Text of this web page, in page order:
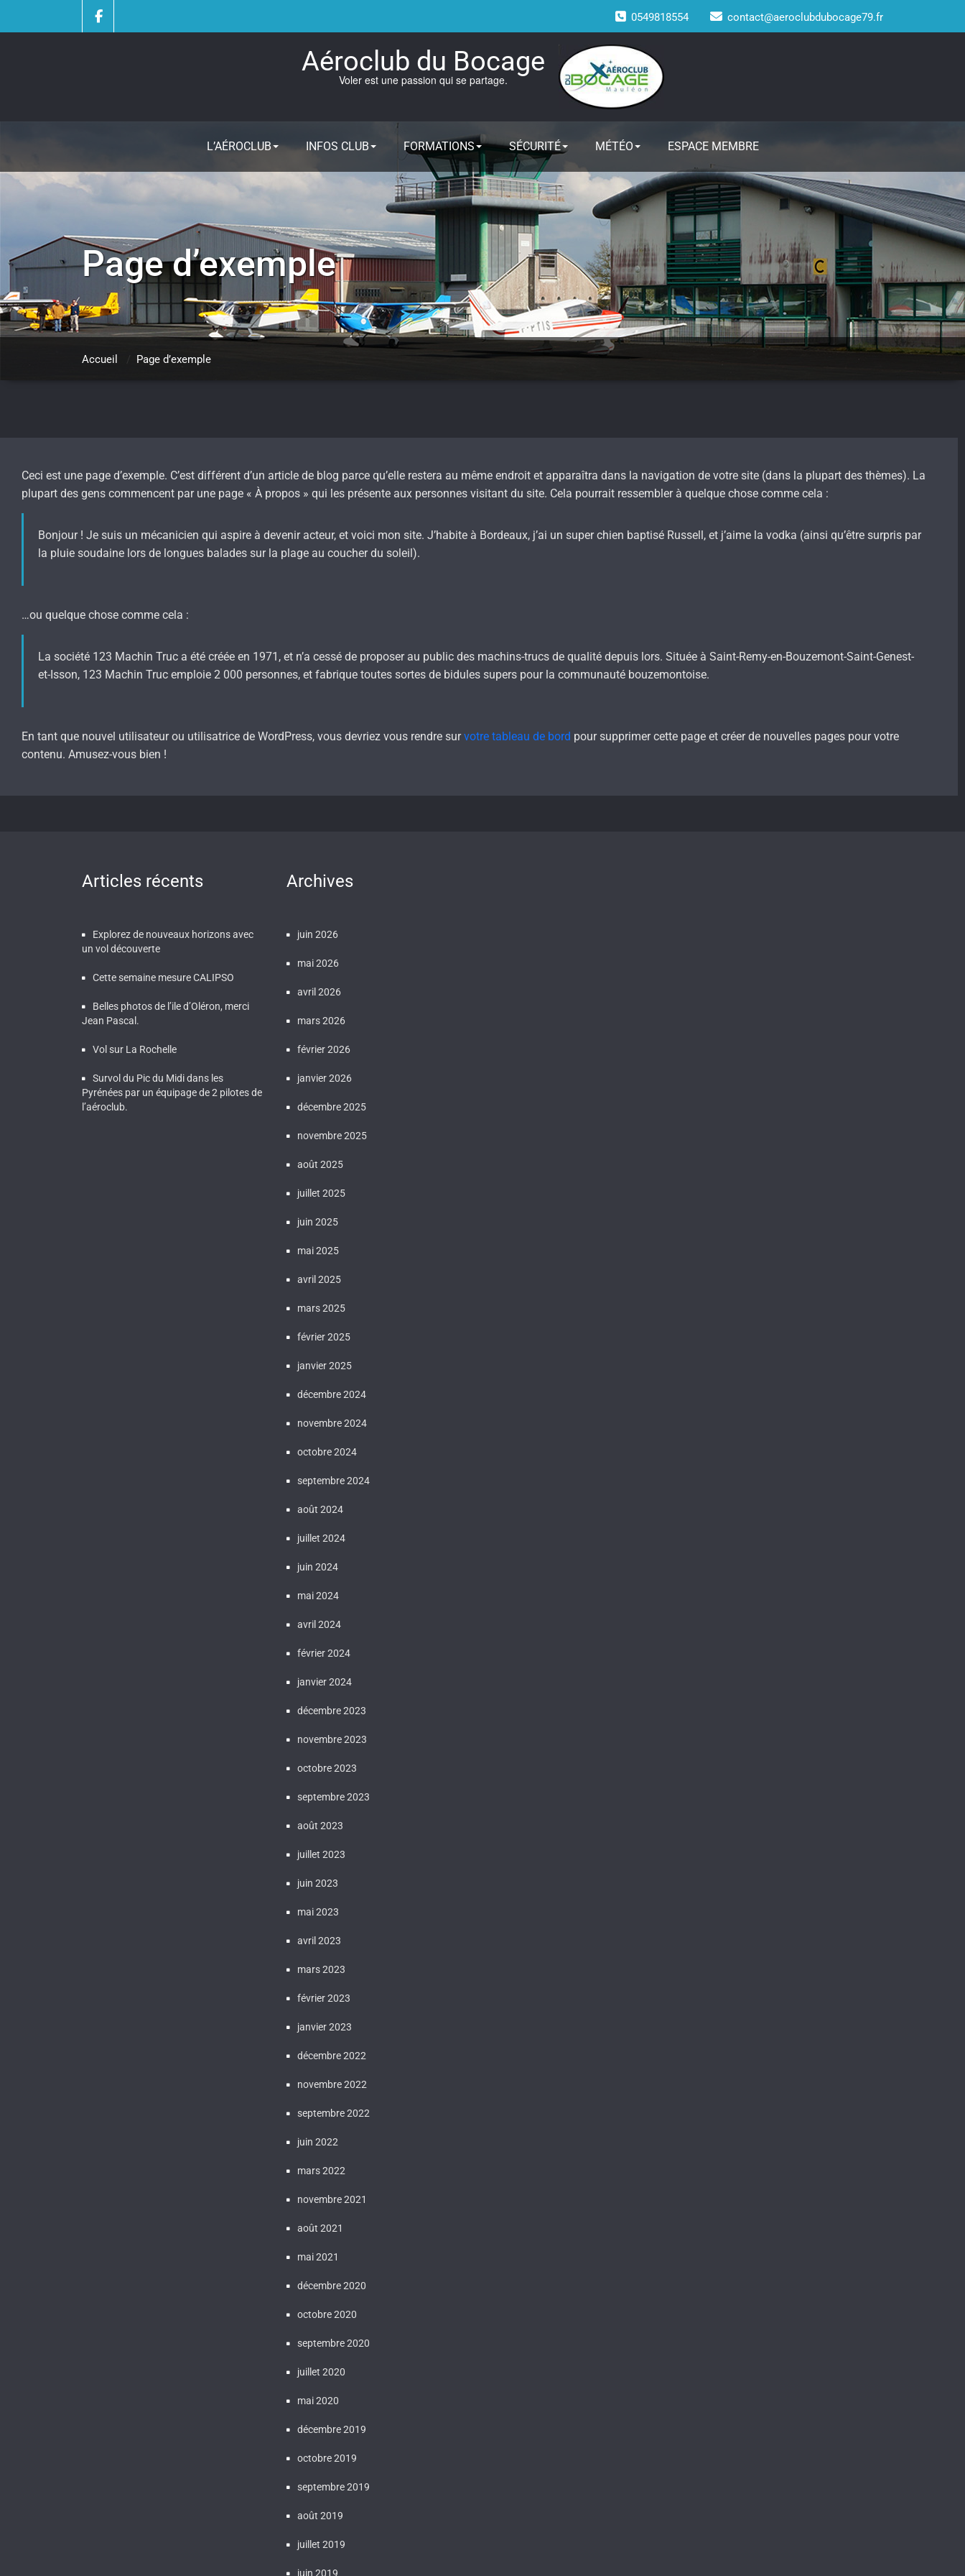
content
0549818554 contact@aeroclubdubocage79.fr
Aéroclub du Bocage
Voler est une passion qui se partage.
L’AÉROCLUB INFOS CLUB FORMATIONS SÉCURITÉ MÉTÉO ESPACE MEMBRE
Page d’exemple
Accueil Page d’exemple
Ceci est une page d’exemple. C’est différent d’un article de blog parce qu’elle restera au même endroit et apparaîtra dans la navigation de votre site (dans la plupart des thèmes). La
plupart des gens commencent par une page « À propos » qui les présente aux personnes visitant du site. Cela pourrait ressembler à quelque chose comme cela :
Bonjour ! Je suis un mécanicien qui aspire à devenir acteur, et voici mon site. J’habite à Bordeaux, j’ai un super chien baptisé Russell, et j’aime la vodka (ainsi qu’être surpris par
la pluie soudaine lors de longues balades sur la plage au coucher du soleil).
…ou quelque chose comme cela :
La société 123 Machin Truc a été créée en 1971, et n’a cessé de proposer au public des machins-trucs de qualité depuis lors. Située à Saint-Remy-en-Bouzemont-Saint-Genest-
et-Isson, 123 Machin Truc emploie 2 000 personnes, et fabrique toutes sortes de bidules supers pour la communauté bouzemontoise.
En tant que nouvel utilisateur ou utilisatrice de WordPress, vous devriez vous rendre survotre tableau de bord pour supprimer cette page et créer de nouvelles pages pour votre
contenu. Amusez-vous bien !
Articles récents
Explorez de nouveaux horizons avec
un vol découverte
Cette semaine mesure CALIPSO
Belles photos de l’ile d’Oléron, merci
Jean Pascal.
Vol sur La Rochelle
Survol du Pic du Midi dans les
Pyrénées par un équipage de 2 pilotes de
l’aéroclub.
Archives
juin 2026
mai 2026
avril 2026
mars 2026
février 2026
janvier 2026
décembre 2025
novembre 2025
août 2025
juillet 2025
juin 2025
mai 2025
avril 2025
mars 2025
février 2025
janvier 2025
décembre 2024
novembre 2024
octobre 2024
septembre 2024
août 2024
juillet 2024
juin 2024
mai 2024
avril 2024
février 2024
janvier 2024
décembre 2023
novembre 2023
octobre 2023
septembre 2023
août 2023
juillet 2023
juin 2023
mai 2023
avril 2023
mars 2023
février 2023
janvier 2023
décembre 2022
novembre 2022
septembre 2022
juin 2022
mars 2022
novembre 2021
août 2021
mai 2021
décembre 2020
octobre 2020
septembre 2020
juillet 2020
mai 2020
décembre 2019
octobre 2019
septembre 2019
août 2019
juillet 2019
juin 2019